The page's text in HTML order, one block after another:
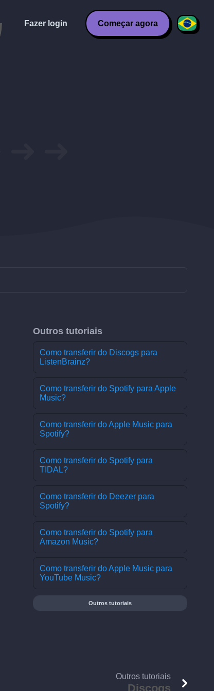
Fazer login Começar agora
Outros tutoriais
Como transferir do Discogs para
ListenBrainz?
Como transferir do Spotify para Apple
Music?
Como transferir do Apple Music para
Spotify?
Como transferir do Spotify para
TIDAL?
Como transferir do Deezer para
Spotify?
Como transferir do Spotify para
Amazon Music?
Como transferir do Apple Music para
YouTube Music?
Outros tutoriais
Outros tutoriais
Discogs